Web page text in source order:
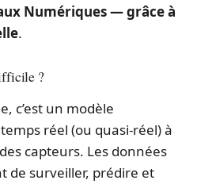
Numériques — grâce à
.
?
c’est un modèle
réel (ou quasi-réel) à
capteurs. Les données
de surveiller, prédire et